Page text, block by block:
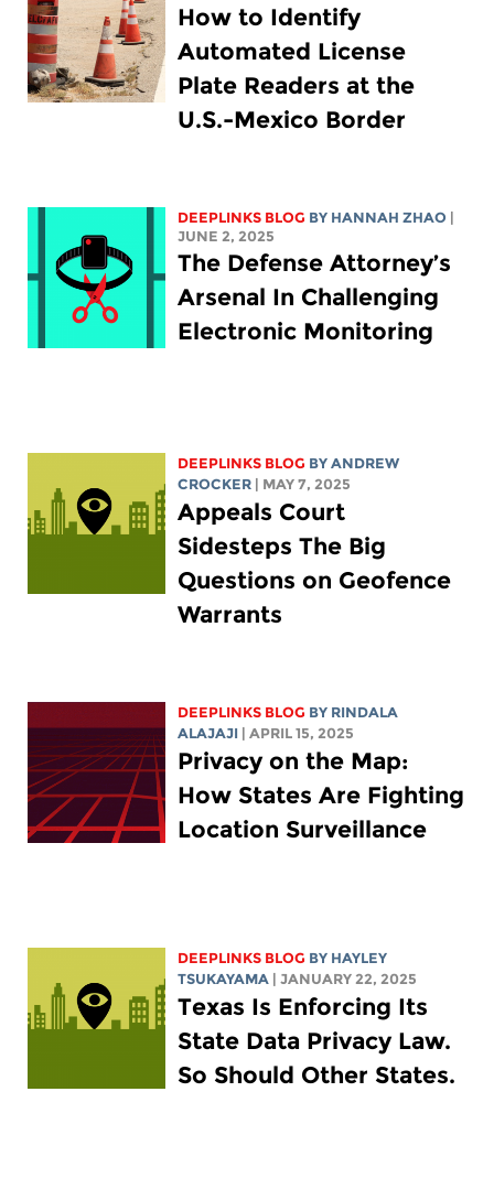
How to Identify
Automated License
Plate Readers at the
U.S.-Mexico Border
DEEPLINKS BLOG BY HANNAH ZHAO |
JUNE 2, 2025
The Defense Attorney’s
Arsenal In Challenging
Electronic Monitoring
DEEPLINKS BLOG BYANDREW
CROCKER | MAY 7, 2025
Appeals Court
Sidesteps The Big
Questions on Geofence
Warrants
DEEPLINKS BLOG BY RINDALA
ALAJAJI | APRIL 15, 2025
Privacy on the Map:
How States Are Fighting
Location Surveillance
DEEPLINKS BLOG BY HAYLEY
TSUKAYAMA | JANUARY 22, 2025
Texas Is Enforcing Its
State Data Privacy Law.
So Should Other States.